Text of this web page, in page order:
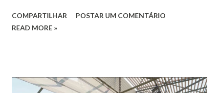
Vamos às informações de seu site : Bailarina e professora
Esteve na Índia aprofundando seus estudos neste estilo
COMPARTILHAR
POSTAR UM COMENTÁRIO
READ MORE »